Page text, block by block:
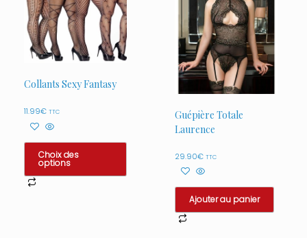
Collants Sexy Fantasy
11.99€ TTC
Choix des
options
Guépière Totale
Laurence
29.90€ TTC
Ajouter au panier